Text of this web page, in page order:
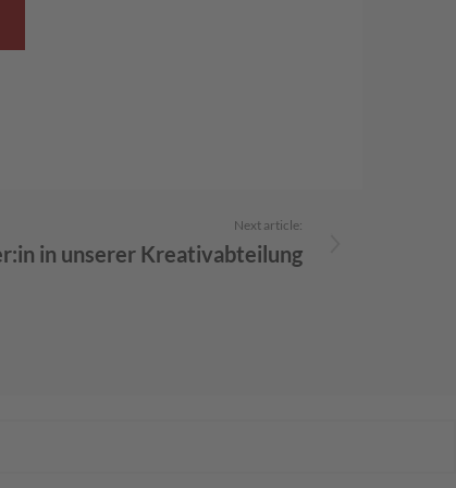
Next article:
in unserer Kreativabteilung